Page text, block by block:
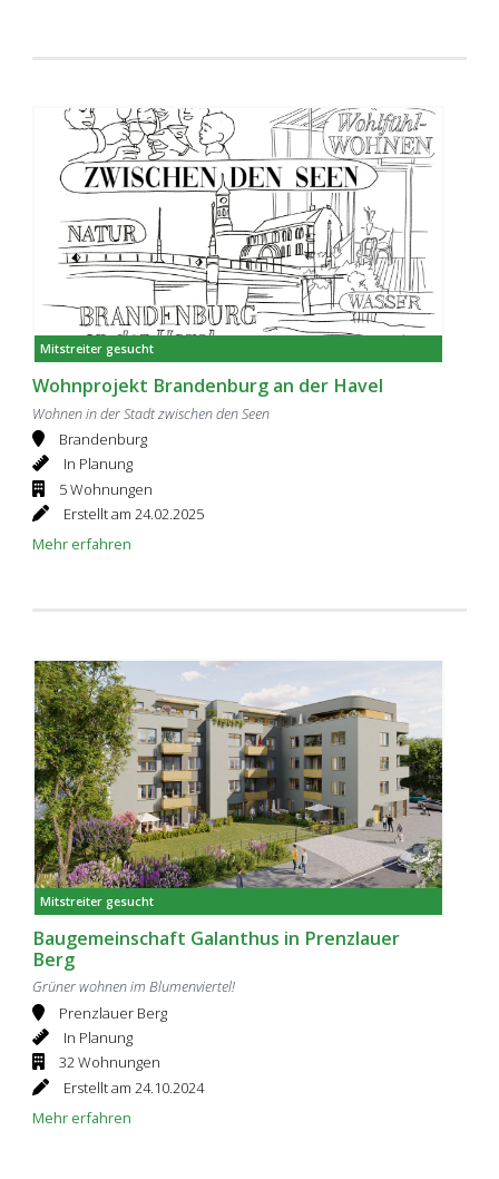
Mitstreiter gesucht
Wohnprojekt Brandenburg an der Havel
Wohnen in der Stadt zwischen den Seen
Brandenburg
In Planung
5 Wohnungen
Erstellt am 24.02.2025
Mehr erfahren
Mitstreiter gesucht
Baugemeinschaft Galanthus in Prenzlauer
Berg
Grüner wohnen im Blumenviertel!
Prenzlauer Berg
In Planung
32 Wohnungen
Erstellt am 24.10.2024
Mehr erfahren